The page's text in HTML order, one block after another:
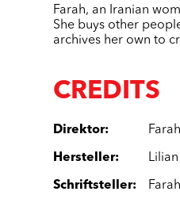
Farah, an Iranian
She buys other
archives her own to
CREDITS
Direktor:
Hersteller:
Schriftsteller: